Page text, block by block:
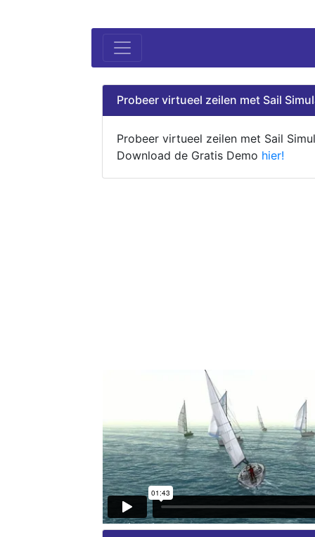
Probeer virtueel zeilen met Sail
Probeer virtueel zeilen met Sail
Download de Gratis Demo hier!